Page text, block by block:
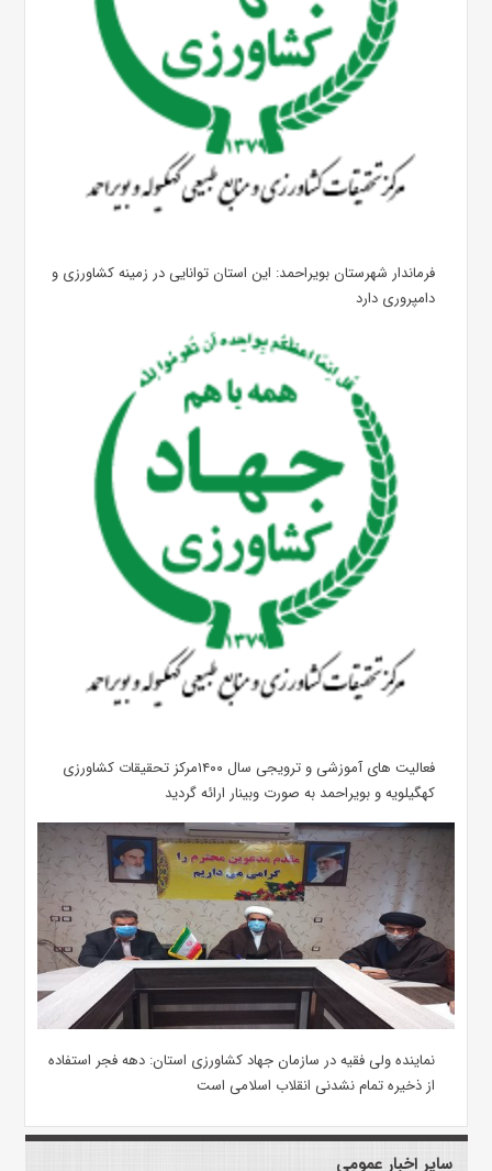
فرماندار شهرستان بویراحمد: این استان توانایی در زمینه کشاورزی و
دامپروری دارد
فعالیت های آموزشی و ترویجی سال ۱۴۰۰مرکز تحقیقات کشاورزی
کهگیلویه و بویراحمد به صورت وبینار ارائه گردید
نماینده ولی فقیه در سازمان جهاد کشاورزی استان: دهه فجر استفاده
از ذخیره تمام نشدنی انقلاب اسلامی است
سایر اخبار عمومی